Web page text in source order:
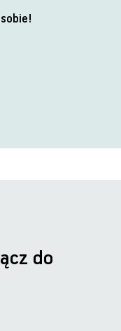
do